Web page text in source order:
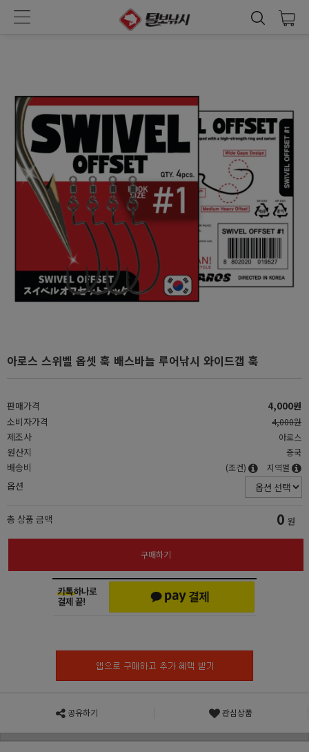
아로스 스위벨 옵셋 훅 배스바늘 루어낚시 와이드갭 훅
판매가격
4,000원
소비자가격
4,000원
제조사 아로스
원산지 중국
배송비 (조건) 지역별
옵션
총 상품 금액 0 원
구매하기
공유하기 관심상품